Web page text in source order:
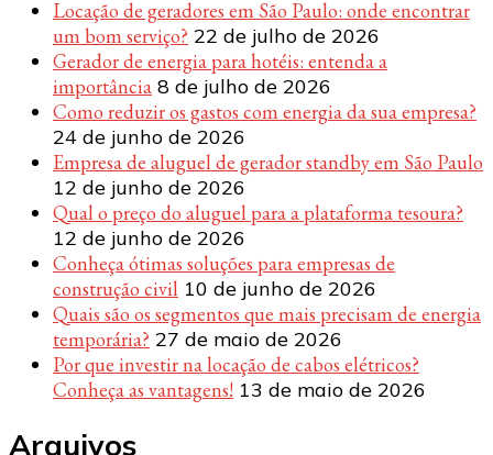
Locação de geradores em São Paulo: onde encontrar
um bom serviço? 22 de julho de 2026
Gerador de energia para hotéis: entenda a
importância 8 de julho de 2026
Como reduzir os gastos com energia da sua empresa?
24 de junho de 2026
Empresa de aluguel de gerador standby em São Paulo
12 de junho de 2026
Qual o preço do aluguel para a plataforma tesoura?
12 de junho de 2026
Conheça ótimas soluções para empresas de
construção civil 10 de junho de 2026
Quais são os segmentos que mais precisam de energia
temporária? 27 de maio de 2026
Por que investir na locação de cabos elétricos?
Conheça as vantagens! 13 de maio de 2026
Arquivos